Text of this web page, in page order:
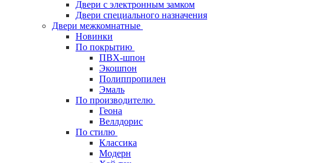
Двери с электронным замком
Двери специального назначения
Двери межкомнатные
Новинки
По покрытию
ПВХ-шпон
Экошпон
Полиппропилен
Эмаль
По производителю
Геона
Веллдорис
По стилю
Классика
Модерн